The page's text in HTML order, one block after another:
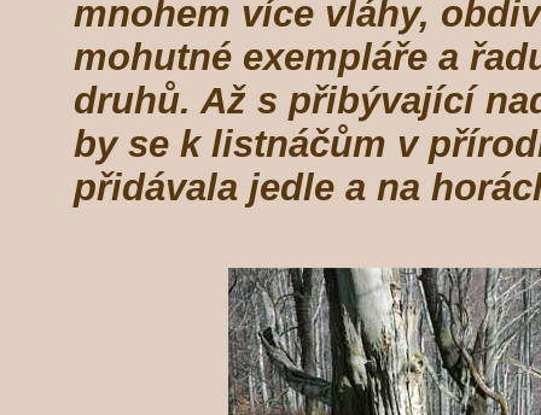
mnohem více vláhy,
mohutné exempláře a
druhů. Až s přibývající
by se k listnáčům v
přidávala jedle a na